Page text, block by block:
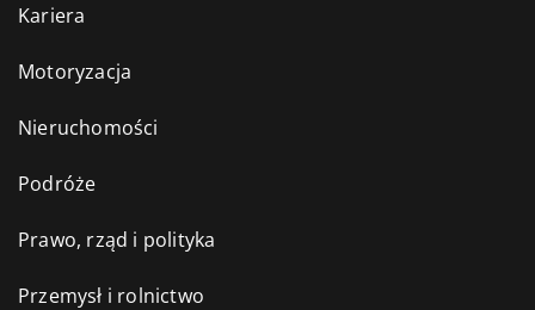
Kariera
Motoryzacja
Nieruchomości
Podróże
Prawo, rząd i polityka
Przemysł i rolnictwo